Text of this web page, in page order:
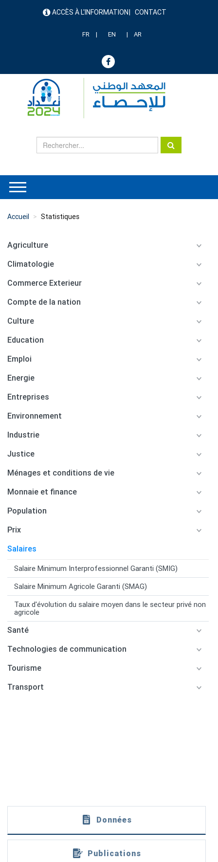
menu ACCÈS À L'INFORMATION CONTACT
FR EN AR
Accueil Statistiques
Agriculture
Climatologie
Commerce Exterieur
Compte de la nation
Culture
Education
Emploi
Energie
Entreprises
Environnement
Industrie
Justice
Ménages et conditions de vie
Monnaie et finance
Population
Prix
Salaires
Salaire Minimum Interprofessionnel Garanti (SMIG)
Salaire Minimum Agricole Garanti (SMAG)
Taux d'évolution du salaire moyen dans le secteur privé non
agricole
Santé
Technologies de communication
Tourisme
Transport
Données
Publications